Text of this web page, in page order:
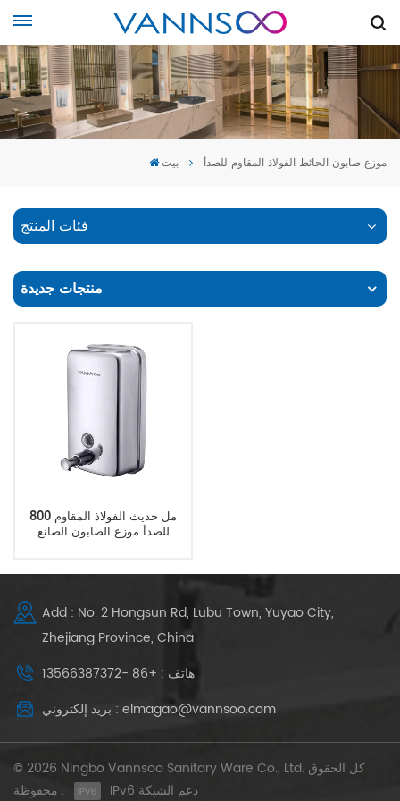
بيت موزع صابون الحائط الفولاذ المقاوم للصدأ
فئات المنتج
منتجات جديدة
800 مل حديث الفولاذ المقاوم
للصدأ موزع الصابون الصانع
Add : No. 2 Hongsun Rd, Lubu Town, Yuyao City,
Zhejiang Province, China
هاتف : +86 -13566387372
بريد إلكتروني : elmagao@vannsoo.com
© 2026 Ningbo Vannsoo Sanitary Ware Co., Ltd. كل الحقوق
محفوظة .
IPv6 دعم الشبكة